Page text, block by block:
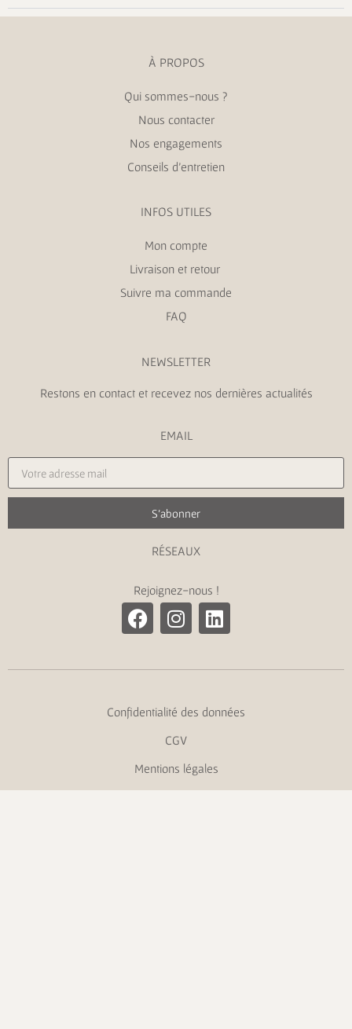
À PROPOS
Qui sommes-nous ?
Nous contacter
Nos engagements
Conseils d’entretien
INFOS UTILES
Mon compte
Livraison et retour
Suivre ma commande
FAQ
NEWSLETTER
Restons en contact et recevez nos dernières actualités
EMAIL
S'abonner
RÉSEAUX
Rejoignez-nous !
Confidentialité des données
CGV
Mentions légales